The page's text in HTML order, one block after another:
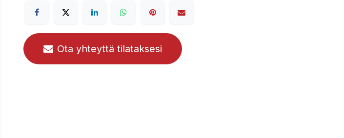
Ota yhteyttä tilataksesi